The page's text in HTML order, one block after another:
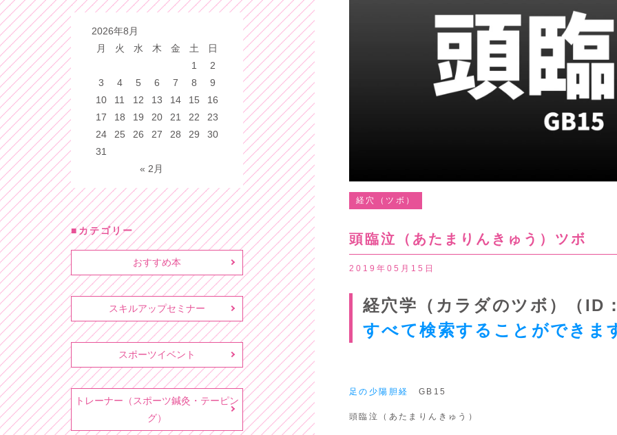
経穴（ツボ）
頭臨泣（あたまりんきゅう）ツボ
2019年05月15日
経穴学（カラダのツボ）（ID
すべて検索することができま
足の少陽胆経 GB15
頭臨泣（あたまりんきゅう）
2026年8月
月
火 水 木 金 土
日
1
2
3
4 5 6 7 8
9
10
11 12 13 14 15
16
17
18 19 20 21 22
23
24
25 26 27 28 29
30
31
« 2月
カテゴリー
おすすめ本
スキルアップセミナー
スポーツイベント
トレーナー（スポーツ鍼灸・テーピン
グ）